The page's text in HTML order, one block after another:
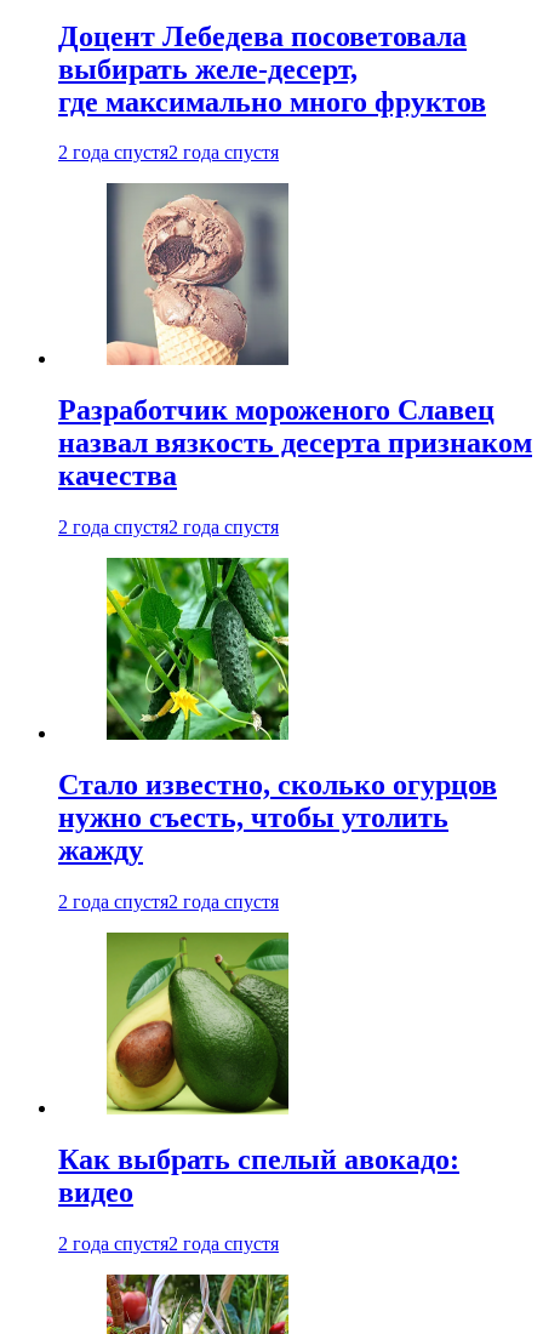
Доцент Лебедева посоветовала
выбирать желе-десерт,
где максимально много фруктов
2 года спустя2 года спустя
Разработчик мороженого Славец
назвал вязкость десерта признаком
качества
2 года спустя2 года спустя
Стало известно, сколько огурцов
нужно съесть, чтобы утолить
жажду
2 года спустя2 года спустя
Как выбрать спелый авокадо:
видео
2 года спустя2 года спустя